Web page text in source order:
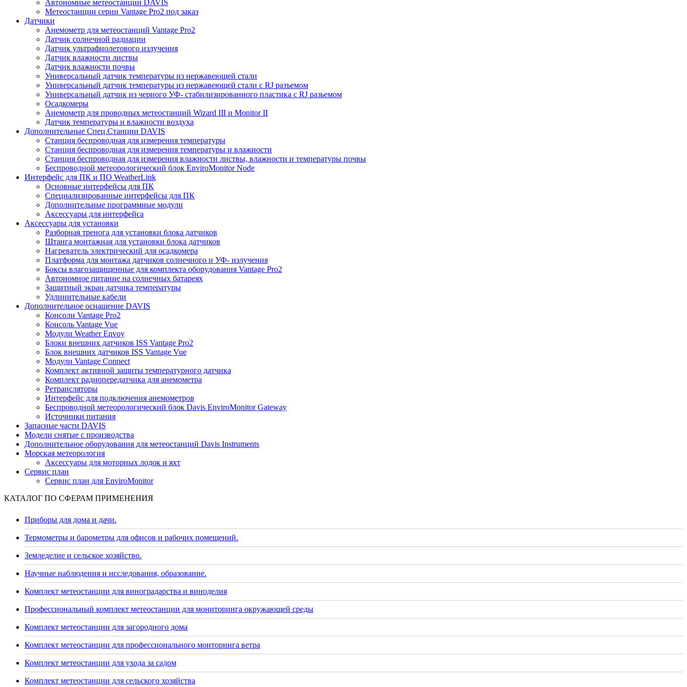
Автономные метеостанции DAVIS
Метеостанции серии Vantage Pro2 под заказ
Датчики
Анемометр для метеостанций Vantage Pro2
Датчик солнечной радиации
Датчик ультрафиолетового излучения
Датчик влажности листвы
Датчик влажности почвы
Универсальный датчик температуры из нержавеющей стали
Универсальный датчик температуры из нержавеющей стали с RJ разъемом
Универсальный датчик из черного УФ- стабилизированного пластика с RJ разьемом
Осадкомеры
Анемометр для проводных метеостанций Wizard III и Monitor II
Датчик температуры и влажности воздуха
Дополнительные Спец.Станции DAVIS
Станция беспроводная для измерения температуры
Станция беспроводная для измерения температуры и влажности
Станция беспроводная для измерения влажности листвы, влажности и температуры почвы
Беспроводной метеорологический блок EnviroMonitor Node
Интерфейс для ПК и ПО WeatherLink
Основные интерфейсы для ПК
Специализированные интерфейсы для ПК
Дополнительные программные модули
Аксессуары для интерфейса
Аксессуары для установки
Разборная тренога для установки блока датчиков
Штанга монтажная для установки блока датчиков
Нагреватель электрический для осадкомера
Платформа для монтажа датчиков солнечного и УФ- излучения
Боксы влагозащищенные для комплекта оборудования Vantage Pro2
Автономное питание на солнечных батареях
Защитный экран датчика температуры
Удлинительные кабели
Дополнительное оснащение DAVIS
Консоли Vantage Pro2
Консоль Vantage Vue
Модули Weather Envoy
Блоки внешних датчиков ISS Vantage Pro2
Блок внешних датчиков ISS Vantage Vue
Модули Vantage Connect
Комплект активной защиты температурного датчика
Комплект радиопередатчика для анемометра
Ретрансляторы
Интерфейс для подключения анемометров
Беспроводной метеорологический блок Davis EnviroMonitor Gateway
Источники питания
Запасные части DAVIS
Модели снятые с производства
Дополнительное оборудования для метеостанций Davis Instruments
Морская метеорология
Аксессуары для моторных лодок и яхт
Сервис план
Сервис план для EnviroMonitor
КАТАЛОГ ПО СФЕРАМ ПРИМЕНЕНИЯ
Приборы для дома и дачи.
Термометры и барометры для офисов и рабочих помещений.
Земледелие и сельское хозяйство.
Научные наблюдения и исследования, образование.
Комплект метеостанции для виноградарства и виноделия
Профессиональный комплект метеостанции для мониторинга окружающей среды
Комплект метеостанции для загородного дома
Комплект метеостанции для профессионального монторинга ветра
Комплект метеостанции для ухода за садом
Комплект метеостанции для сельского хозяйства